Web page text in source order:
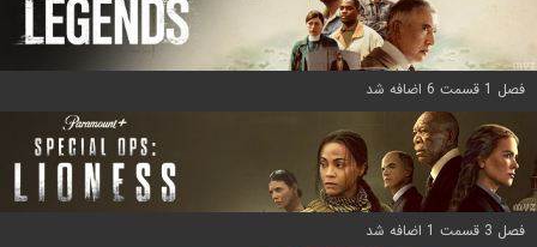
فصل 1 قسمت 6 اضافه شد
فصل 3 قسمت 1 اضافه شد